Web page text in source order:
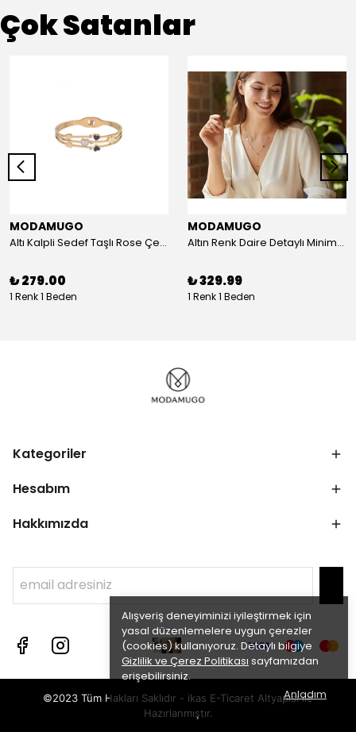
Alışveriş deneyiminizi iyileştirmek için
yasal düzenlemelere uygun çerezler
(cookies) kullanıyoruz. Detaylı bilgiye
Gizlilik ve Çerez Politikası sayfamızdan
erişebilirsiniz.
Anladım
Çok Satanlar
MODAMUGO
Altı Kalpli Sedef Taşlı Rose Çelik Kelepçe Bileklik
₺ 279.00
1 Renk 1 Beden
MODAMUGO
Altın Renk Daire Detaylı Minimal Y Çelik Kolye
₺ 329.99
1 Renk 1 Beden
Kategoriler
Hesabım
Hakkımızda
©2023 Tüm Hakları Saklıdır - ikas E-Ticaret Altyapısı ile
Hazırlanmıştır.